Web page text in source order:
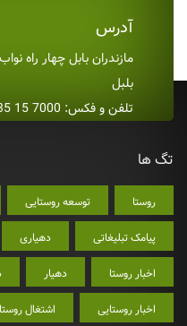
آدرس
بلبل
تلفن و فکس: 7000 15 35 011
تگ ها
روستا توسعه روستایی
پیامک تبلیغاتی دهیاری
اخبار روستا دهیار
اخبار روستایی اشتغال